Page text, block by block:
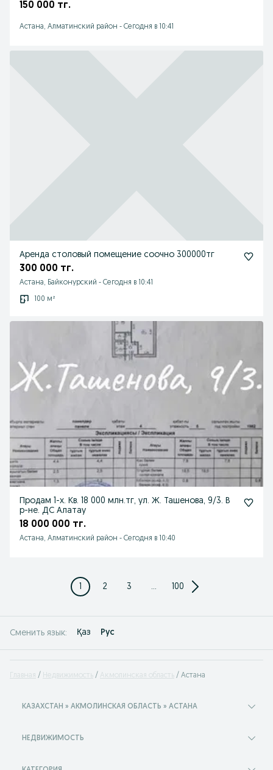
150 000 тг.
Астана, Алматинский район - Сегодня в 10:41
Аренда столовый помещение соочно 300000тг
300 000 тг.
Астана, Байконурский - Сегодня в 10:41
100 м²
Продам 1-х. Кв. 18 000 млн.тг, ул. Ж. Ташенова, 9/3. В
р-не. ДС Алатау
18 000 000 тг.
Астана, Алматинский район - Сегодня в 10:40
1 2 3 ... 100
Сменить язык: Қаз Рус
Главная Недвижимость Акмолинская область Астана
КАЗАХСТАН » АКМОЛИНСКАЯ ОБЛАСТЬ » АСТАНА
НЕДВИЖИМОСТЬ